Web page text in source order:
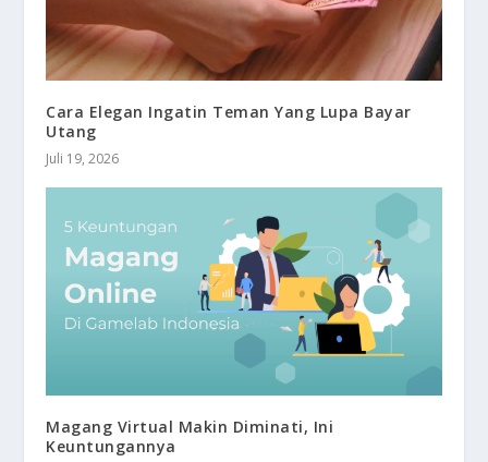
Cara Elegan Ingatin Teman Yang Lupa Bayar
Utang
Juli 19, 2026
Magang Virtual Makin Diminati, Ini
Keuntungannya